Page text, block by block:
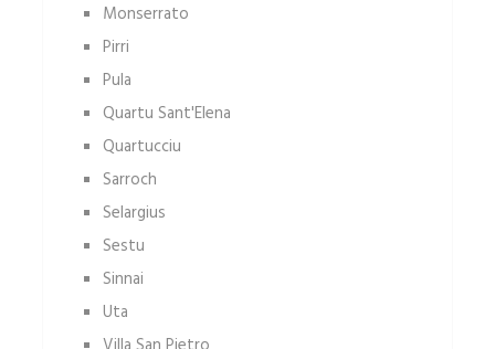
Monserrato
Pirri
Pula
Quartu Sant'Elena
Quartucciu
Sarroch
Selargius
Sestu
Sinnai
Uta